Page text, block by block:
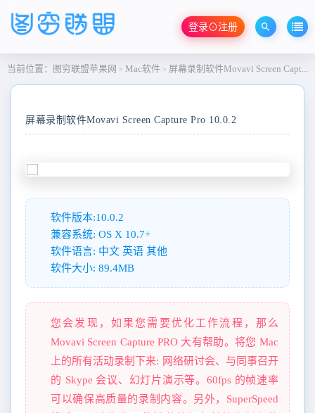
登录⊙注册
当前位置： 图穷联盟苹果网 > Mac软件 > 屏幕录制软件Movavi Screen Capture Pro 10.0.2
屏幕录制软件Movavi Screen Capture Pro 10.0.2
软件版本:10.0.2
兼容系统: OS X 10.7+
软件语言: 中文 英语 其他
软件大小: 89.4MB
您会发现，如果您需要优化工作流程，那么
Movavi Screen Capture PRO 大有帮助。将您 Mac
上的所有活动录制下来: 网络研讨会、与同事召开
的 Skype 会议、幻灯片演示等。60fps 的帧速率
可以确保高质量的录制内容。另外，SuperSpeed